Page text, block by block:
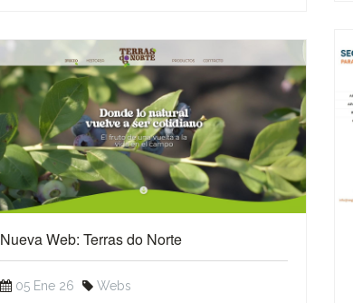
Nueva Web: Terras do Norte
05 Ene 26 Webs